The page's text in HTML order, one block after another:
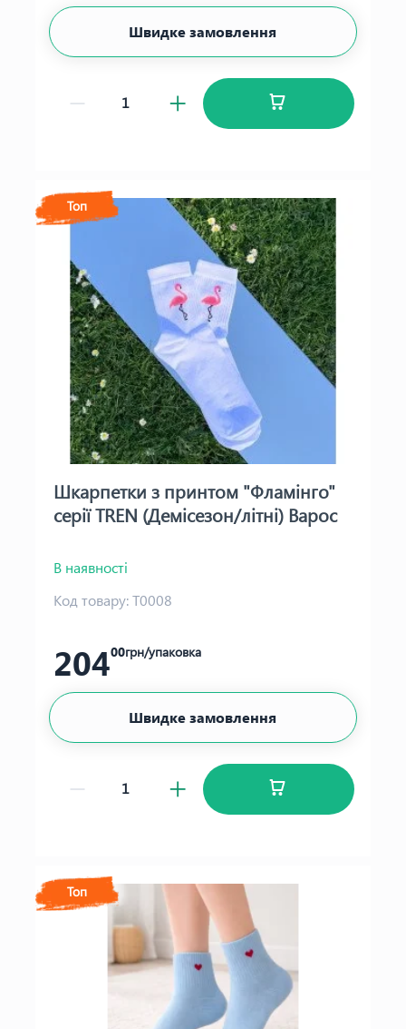
Швидке замовлення
Топ
Шкарпетки з принтом "Фламінго"
серії TREN (Демісезон/літні) Варос
В наявності
Код товару:Т0008
20400грн/упаковка
Швидке замовлення
Топ